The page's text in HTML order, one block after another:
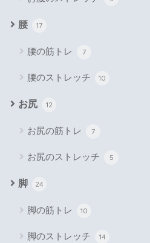
腰 17
腰の筋トレ 7
腰のストレッチ 10
お尻 12
お尻の筋トレ 7
お尻のストレッチ 5
脚 24
脚の筋トレ 10
脚のストレッチ 14